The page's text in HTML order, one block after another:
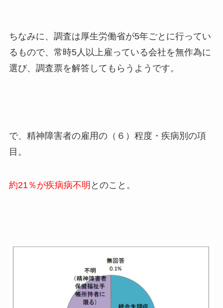
ちなみに、調査は厚生労働省が5年ごとに行ってい
るもので、常時5人以上雇っている会社を無作為に
選び、調査票を解答してもらうようです。
で、精神障害者の雇用の（６）程度・疾病別の項
目。
約21％が疾病病不明 とのこと。